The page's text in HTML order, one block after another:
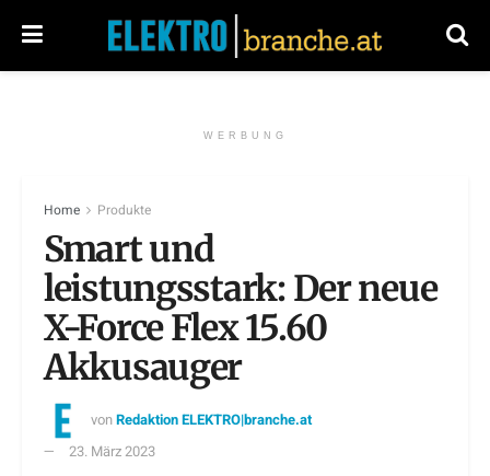
WERBUNG
Home Produkte
Smart und
leistungsstark: Der neue
X-Force Flex 15.60
Akkusauger
vonRedaktion ELEKTRO|branche.at
23. März 2023